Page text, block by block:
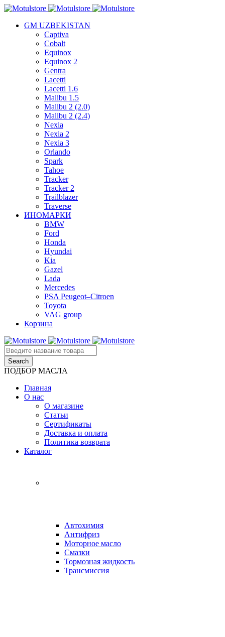
GM UZBEKISTAN
Captiva
Cobalt
Equinox
Equinox 2
Gentra
Lacetti
Lacetti 1.6
Malibu 1.5
Malibu 2 (2.0)
Malibu 2 (2.4)
Nexia
Nexia 2
Nexia 3
Orlando
Spark
Tahoe
Tracker
Tracker 2
Trailblazer
Traverse
ИНОМАРКИ
BMW
Ford
Honda
Hyundai
Kia
Gazel
Lada
Mercedes
PSA Peugeot–Citroen
Toyota
VAG group
Корзина
ПОДБОР МАСЛА
Главная
О нас
О магазине
Статьи
Сертификаты
Доставка и оплата
Политика возврата
Каталог
Автохимия
Антифриз
Моторное масло
Смазки
Тормозная жидкость
Трансмиссия